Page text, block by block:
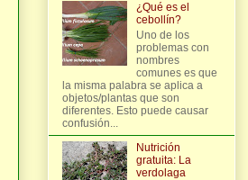
¿Qué es el
cebollín?
Uno de los
problemas con
nombres
comunes es que
la misma palabra se aplica a
objetos/plantas que son
diferentes. Esto puede causar
confusión...
Nutrición
gratuita: La
verdolaga